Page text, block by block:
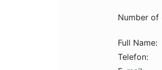
Number of
Full Name:
Telefon: